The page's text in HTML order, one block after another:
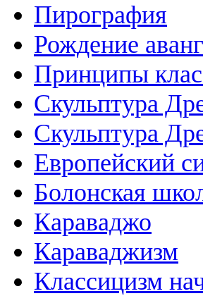
Пирография
Рождение
Принципы
Скульптура
Скульптура
Европейский
Болонская
Караваджо
Караваджизм
Классицизм